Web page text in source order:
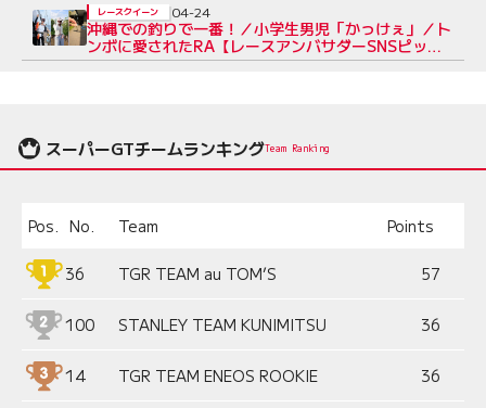
沖縄での釣りで一番！／小学生男児「かっけぇ」／ト
ンボに愛されたRA【レースアンバサダーSNSピック
アップ】
レースクイーン 04-24
スーパーGTチームランキングTeam Ranking
Pos. No. Team Points
36 TGR TEAM au TOM’S 57
100 STANLEY TEAM KUNIMITSU 36
14 TGR TEAM ENEOS ROOKIE 36